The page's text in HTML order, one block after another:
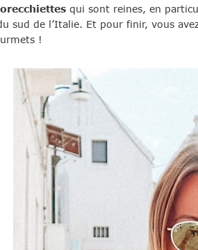
orecchiettes qui sont reines, en
sud de l’Italie. Et pour finir, vous
!